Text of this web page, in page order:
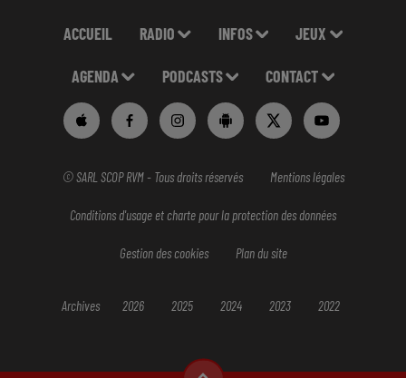
ACCUEIL RADIO INFOS JEUX
AGENDA PODCASTS CONTACT
© SARL SCOP RVM - Tous droits réservés Mentions légales
Conditions d'usage et charte pour la protection des données
Gestion des cookies Plan du site
Archives 2026 2025 2024 2023 2022